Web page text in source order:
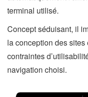
terminal utilisé.
Concept séduisant, il
la conception des sites
contraintes
navigation choisi.